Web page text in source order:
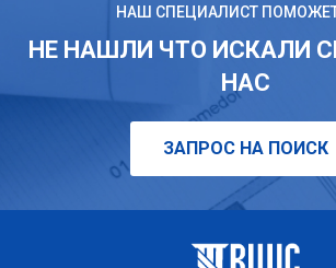
НАШ СПЕЦИАЛИСТ
НЕ НАШЛИ ЧТО ИСКАЛИ
НАС
ЗАПРОС НА ПОИСК